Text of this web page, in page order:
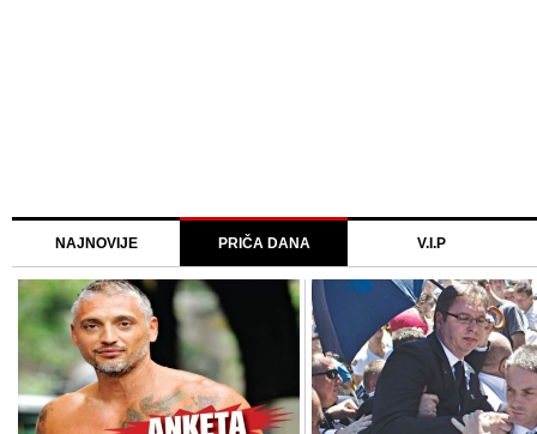
NAJNOVIJE PRIČA DANA V.I.P